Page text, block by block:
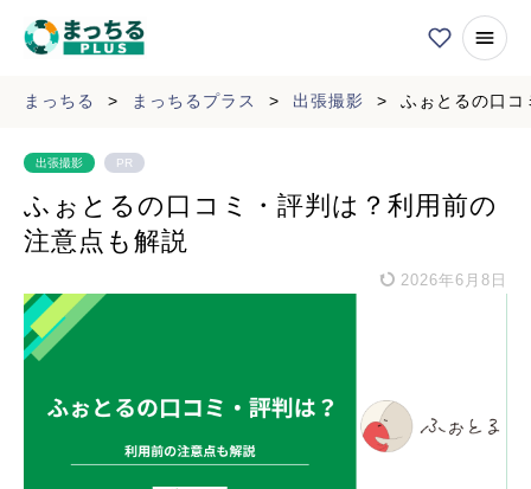
まっちる > まっちるプラス > 出張撮影 > ふぉとるの口コ
出張撮影 PR
ふぉとるの口コミ・評判は？利用前の
注意点も解説
2026年6月8日